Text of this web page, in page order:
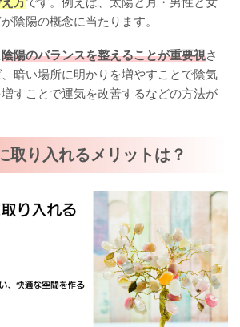
陰陽の概念に当たります。
陰陽のバランスを整えることが重要視さ
暗い場所に明かりを増やすことで陰気
すことで運気を改善するなどの方法が
取り入れるメリットは？